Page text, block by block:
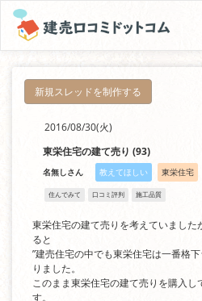
新規スレッドを制作する
2016/08/30(火)
東栄住宅の建て売り (93)
名無しさん 教えてほしい 東栄住宅
住んでみて 口コミ評判 施工品質
東栄住宅の建て売りを考えていまし
ると
”建売住宅の中でも東栄住宅は一番格
りました。
このまま東栄住宅の建て売りを購入し
す。